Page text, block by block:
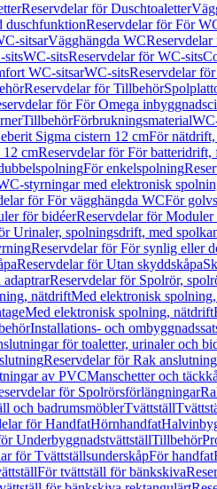
Reservdelar för Duschtoaletter
duschfunktionReservdelar för För
sitsarVägghängda WC
sitsWC-sitsReservdelar för WC-sits
WC-sitsarWC-sitsReservdelar
Reservdelar för Tillbehör
för För Omega
TillbehörFörbrukningsmaterial
Sigma cistern 12 cmFör
12 cmReservdelar för För
För enkelspolning
styrningar med elektronisk
för För vägghängda WCFör
för bidéerReservdelar för Moduler
Urinaler, spolningsdrift, med
Reservdelar för För synlig eller
Reservdelar för Utan skyddskåpa
Reservdelar för Spolrör,
nätdriftMed elektronisk
Med elektronisk spolning, nätdrift
Installations- och
för toaletter, urinaler och
Reservdelar för Rak anslutning
av PVCManschetter och
för Spolrörsförlängningar
och badrumsmöblerTvättställ
för HandfatHörnhandfat
UnderbyggnadstvättställTillbehör
för TvättställsunderskåpFör handfat
För tvättställ för bänkskiva